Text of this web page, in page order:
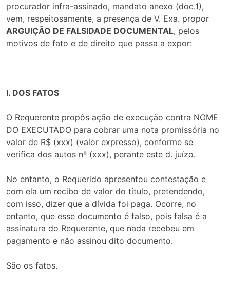
procurador infra-assinado, mandato anexo (doc.1),
vem, respeitosamente, a presença de V. Exa. propor
ARGUIÇÃO DE FALSIDADE DOCUMENTAL, pelos
motivos de fato e de direito que passa a expor:
I. DOS FATOS
O Requerente propôs ação de execução contra NOME
DO EXECUTADO para cobrar uma nota promissória no
valor de R$ (xxx) (valor expresso), conforme se
verifica dos autos nº (xxx), perante este d. juízo.
No entanto, o Requerido apresentou contestação e
com ela um recibo de valor do título, pretendendo,
com isso, dizer que a dívida foi paga. Ocorre, no
entanto, que esse documento é falso, pois falsa é a
assinatura do Requerente, que nada recebeu em
pagamento e não assinou dito documento.
São os fatos.